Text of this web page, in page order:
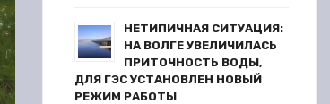
НЕТИПИЧНАЯ СИТУАЦИЯ:
НА ВОЛГЕ УВЕЛИЧИЛАСЬ
ПРИТОЧНОСТЬ ВОДЫ,
ДЛЯ ГЭС УСТАНОВЛЕН НОВЫЙ
РЕЖИМ РАБОТЫ